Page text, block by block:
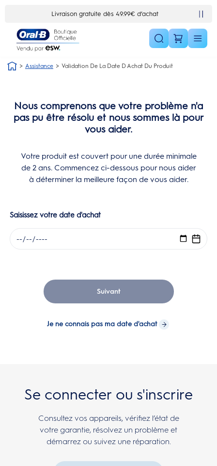
Livraison gratuite dès 49.99€ d’achat
Assistance Validation De La Date D Achat Du Produit
Nous comprenons que votre problème n'a
pas pu être résolu et nous sommes là pour
vous aider.
Votre produit est couvert pour une durée minimale
de 2 ans. Commencez ci-dessous pour nous aider
à déterminer la meilleure façon de vous aider.
Saisissez votre date d'achat
Suivant
Je ne connais pas ma date d'achat
Se connecter ou s'inscrire
Consultez vos appareils, vérifiez l’état de
votre garantie, résolvez un problème et
démarrez ou suivez une réparation.